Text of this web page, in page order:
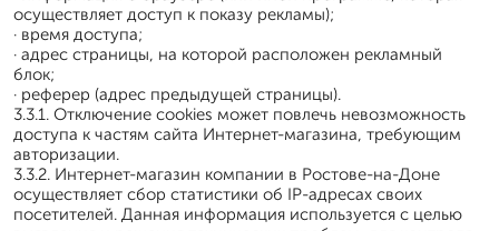
осуществляет доступ к показу рекламы);
· время доступа;
· адрес страницы, на которой расположен рекламный
блок;
· реферер (адрес предыдущей страницы).
3.3.1. Отключение cookies может повлечь невозможность
доступа к частям сайта Интернет-магазина, требующим
авторизации.
3.3.2. Интернет-магазин компании в Ростове-на-Доне
осуществляет сбор статистики об IP-адресах своих
посетителей. Данная информация используется с целью